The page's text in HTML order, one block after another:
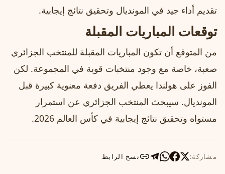
تقديم أداء جيد في المونديال وتحقيق نتائج إيجابية.
توقعات المباريات المقبلة
من المتوقع أن تكون المباريات المقبلة للمنتخب الجزائري
صعبة، خاصة مع وجود منتخبات قوية في المجموعة. لكن
الفوز على هولندا يعطي الفريق دفعة معنوية كبيرة قبل
المونديال. سيبحث المنتخب الجزائري عن استمرار
مستواه وتحقيق نتائج إيجابية في كأس العالم 2026.
مشاركة: نسخ الرابط